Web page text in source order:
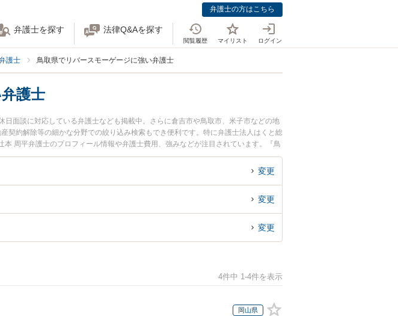
弁護士の方はこちら
弁護士を探す 法律Q&Aを探す
閲覧履歴 マイリスト ログイン
護士 鳥取県でリバースモーゲージに強い弁護士
護士
面談に対応している弁護士なども掲載中。さらに倉吉市や鳥取市、米子市などの地
契約解除等の細かな分野での絞り込み検索もでき便利です。特に弁護士法人はくと総
周平弁護士のプロフィール情報や弁護士費用、強みなどが注目されています。『鳥
したい』『リバースモーゲージトラブルのトラブル解決の実績豊富な近くの弁護士を
士に相談予約したい』などでお困りの相談者さんにおすすめです。
変更
変更
変更
4件中 1-4件を表示
岡山県